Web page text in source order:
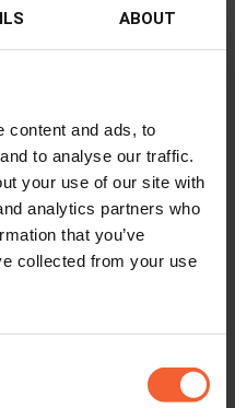
ABOUT
content and ads, to
to analyse our traffic.
your use of our site with
analytics partners who
that you’ve
collected from your use